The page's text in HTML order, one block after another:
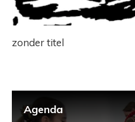
zonder titel
Agenda